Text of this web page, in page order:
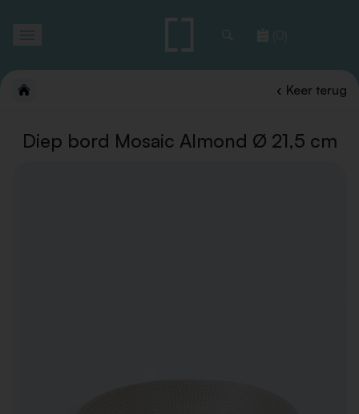
(0)
Keer terug
Diep bord Mosaic Almond Ø 21,5 cm